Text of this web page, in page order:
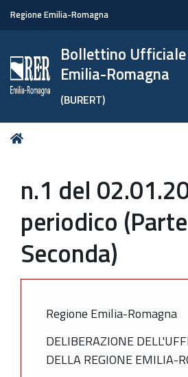
Regione Emilia-Romagna
Bollettino Ufficiale
Emilia-Romagna
(BURERT)
Tu
n.1 del
periodico (Parte
Seconda)
Regione Emilia-Romagna
DELIBERAZIONE
DELLA REGIONE EMILIA-